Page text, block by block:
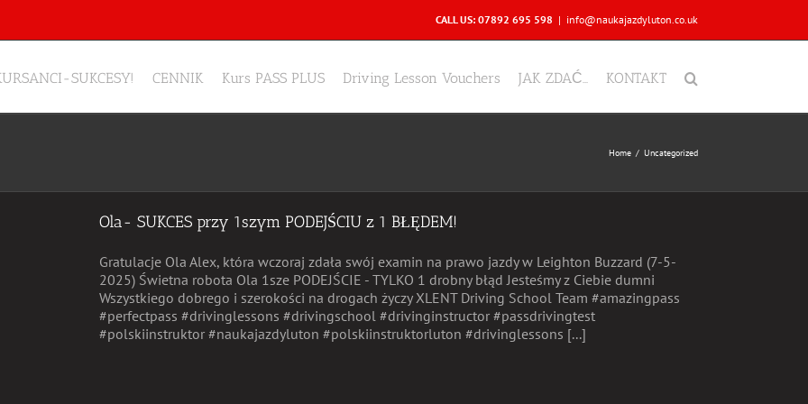
CALL US: 07892 695 598 | info@naukajazdyluton.co.uk
SUKCESY! CENNIK Kurs PASS PLUS Driving Lesson Vouchers JAK ZDAĆ… KONTAKT
Home Uncategorized
Ola- SUKCES przy 1szym PODEJŚCIU z 1 BŁĘDEM!
Gratulacje Ola Alex, która wczoraj zdała swój examin na prawo jazdy w Leighton Buzzard (7-5-
2025) Świetna robota Ola 1sze PODEJŚCIE - TYLKO 1 drobny błąd Jesteśmy z Ciebie dumni
Wszystkiego dobrego i szerokości na drogach życzy XLENT Driving School Team #amazingpass
#perfectpass #drivinglessons #drivingschool #drivinginstructor #passdrivingtest
#polskiinstruktor #naukajazdyluton #polskiinstruktorluton #drivinglessons [...]